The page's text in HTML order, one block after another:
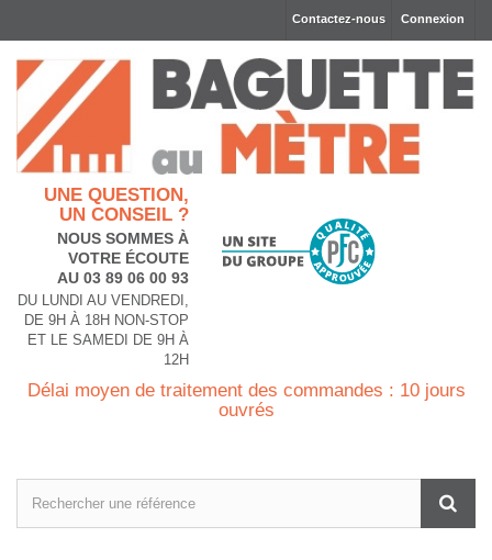
Connexion
Contactez-nous
UNE QUESTION,
UN CONSEIL ?
NOUS SOMMES À
VOTRE ÉCOUTE
AU 03 89 06 00 93
DU LUNDI AU VENDREDI,
DE 9H À 18H NON-STOP
ET LE SAMEDI DE 9H À
12H
Délai moyen de traitement des commandes : 10 jours
ouvrés